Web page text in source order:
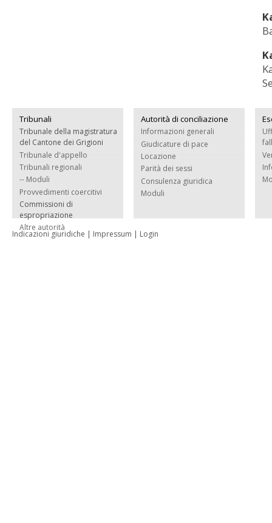
Tribunali
Tribunale della magistratura
del Cantone dei Grigioni
Tribunale d'appello
Tribunali regionali
-- Moduli
Provvedimenti coercitivi
Commissioni di
espropriazione
Altre autorità
Autorità di conciliazione
Informazioni generali
Giudicature di pace
Locazione
Parità dei sessi
Consulenza giuridica
Moduli
Indicazioni giuridiche | Impressum | Login